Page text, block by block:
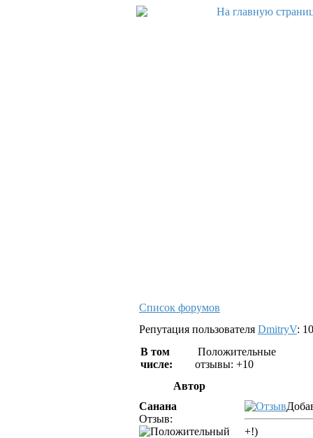
Список форумов
Репутация пользователя DmitryV: 10
В том
числе:
Положительные
отзывы: +10
Автор
Санана
Отзыв:
+!)